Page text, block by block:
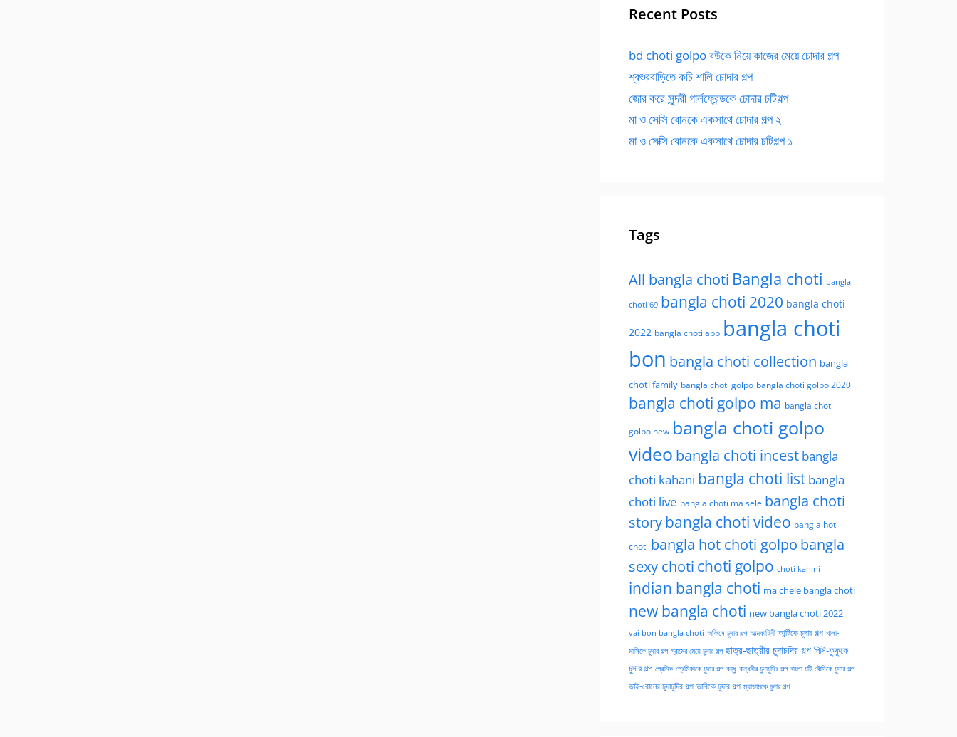
Recent Posts
bd choti golpo বউকে নিয়ে কাজের মেয়ে চোদার গল্প
শ্বশুরবাড়িতে কচি শালি চোদার গল্প
জোর করে সুন্দরী গার্লফ্রেন্ডকে চোদার চটিগল্প
মা ও সেক্সি বোনকে একসাথে চোদার গল্প ২
মা ও সেক্সি বোনকে একসাথে চোদার চটিগল্প ১
Tags
All bangla choti Bangla choti bangla
choti 69 bangla choti 2020 bangla choti
2022 bangla choti app bangla choti
bon bangla choti collection bangla
choti family bangla choti golpo bangla choti golpo 2020
bangla choti golpo ma bangla choti
golpo new bangla choti golpo
video bangla choti incest bangla
choti kahani bangla choti list bangla
choti live bangla choti ma sele bangla choti
storybangla choti video bangla hot
choti bangla hot choti golpo bangla
sexy choti choti golpo choti kahini
indian bangla choti ma chele bangla choti
new bangla choti new bangla choti 2022
vai bon bangla choti অফিসে চুদার গল্প আত্মকাহিনী আন্টিকে চুদার গল্প খালা-
মাসিকে চুদার গল্প গ্রামের মেয়ে চুদার গল্প ছাত্র-ছাত্রীর চুদাচদির গল্প পিসি-ফুফুকে
চুদার গল্প প্রেমিক-প্রেমিকাকে চুদার গল্প বন্ধু-বান্ধবীর চুদাচুদির গল্প বাংলা চটি বৌদিকে চুদার গল্প
ভাই-বোনের চুদাচুদির গল্প ভাবিকে চুদার গল্প ম্যাডামকে চুদার গল্প